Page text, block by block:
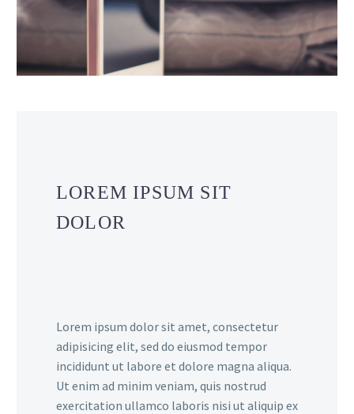
LOREM IPSUM SIT
DOLOR
Lorem ipsum dolor sit amet, consectetur
adipisicing elit, sed do eiusmod tempor
incididunt ut labore et dolore magna aliqua.
Ut enim ad minim veniam, quis nostrud
exercitation ullamco laboris nisi ut aliquip ex